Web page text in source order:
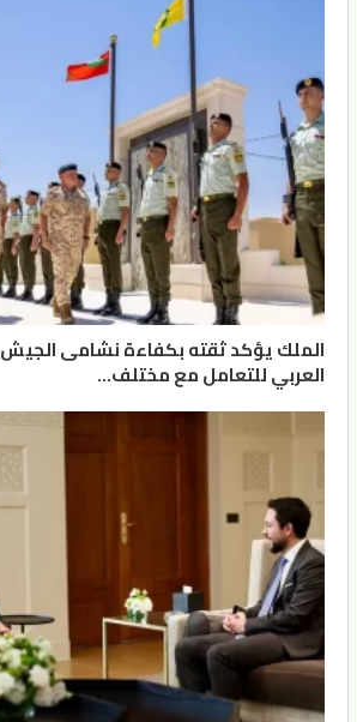
الملك يؤكد ثقته بكفاءة نشامى الجيش
العربي للتعامل مع مختلف…